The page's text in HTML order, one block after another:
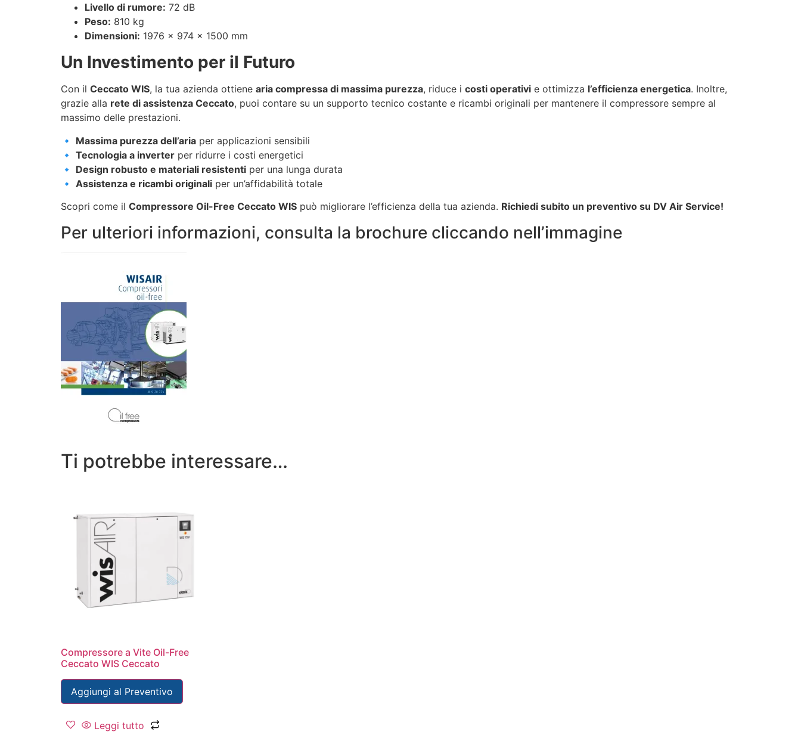
Livello di rumore: 72 dB
Peso: 810 kg
Dimensioni: 1976 x 974 x 1500 mm
Un Investimento per il Futuro
Con il Ceccato WIS, la tua azienda ottiene aria compressa di massima purezza, riduce i costi operativi e ottimizza l’efficienza energetica. Inoltre,
grazie alla rete di assistenza Ceccato, puoi contare su un supporto tecnico costante e ricambi originali per mantenere il compressore sempre al
massimo delle prestazioni.
🔹 Massima purezza dell’aria per applicazioni sensibili
🔹 Tecnologia a inverter per ridurre i costi energetici
🔹 Design robusto e materiali resistenti per una lunga durata
🔹 Assistenza e ricambi originali per un’affidabilità totale
Scopri come il Compressore Oil-Free Ceccato WIS può migliorare l’efficienza della tua azienda. Richiedi subito un preventivo su DV Air Service!
Per ulteriori informazioni, consulta la brochure cliccando nell’immagine
Ti potrebbe interessare…
Compressore a Vite Oil-Free
Ceccato WIS Ceccato
Aggiungi al Preventivo
Leggi tutto